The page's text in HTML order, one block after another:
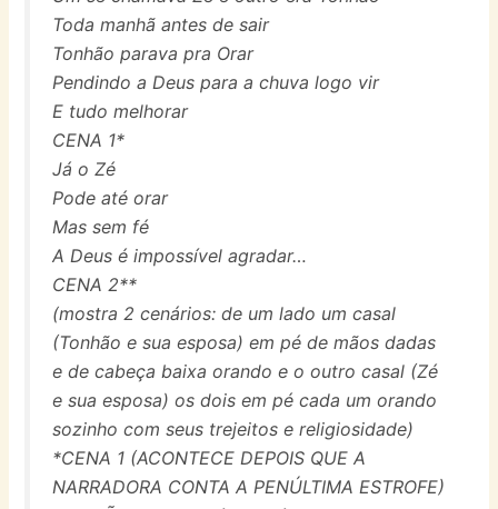
Toda manhã antes de sair
Tonhão parava pra Orar
Pendindo a Deus para a chuva logo vir
E tudo melhorar
CENA 1*
Já o Zé
Pode até orar
Mas sem fé
A Deus é impossível agradar…
CENA 2**
(mostra 2 cenários: de um lado um casal
(Tonhão e sua esposa) em pé de mãos dadas
e de cabeça baixa orando e o outro casal (Zé
e sua esposa) os dois em pé cada um orando
sozinho com seus trejeitos e religiosidade)
*CENA 1 (ACONTECE DEPOIS QUE A
NARRADORA CONTA A PENÚLTIMA ESTROFE)